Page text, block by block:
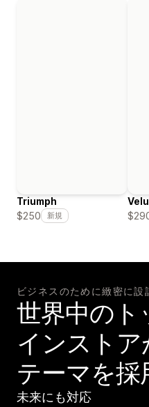
Triumph
$250
新規
ビジネスのために緻密に設
世界中のト
インスト
テーマを採
未来にも対応